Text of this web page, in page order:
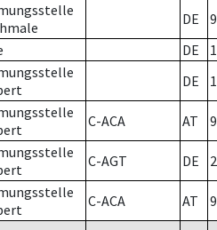
DE
9
DE
DE
C-ACA AT
C-AGT DE 2
C-ACA AT